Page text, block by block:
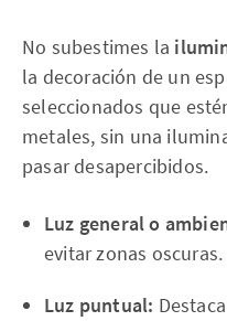
No subestimes la
la decoración de un
seleccionados que
metales, sin una
pasar desapercibidos.
Luz general o
evitar zonas oscuras.
Luz puntual: